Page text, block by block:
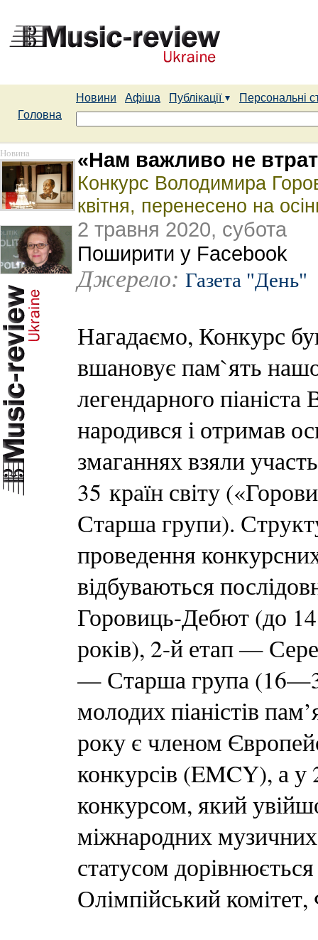
Новини Афіша Публікації
Персональні
Головна
Новина «Нам важливо не
Конкурс Володимира
квітня, перенесено на
2 травня 2020, субота
Поширити у Facebook
Джерело: Газета "День"
Нагадаємо, Конкурс
вшановує пам`ять
легендарного
народився і отримав
змаганнях взяли
35 країн світу
Старша групи).
проведення
відбуваються
Горовиць-Дебют (до
років), 2-й етап —
— Старша група
молодих піаністів
року є членом
конкурсів (EMCY), а у
конкурсом, який
міжнародних
статусом
Олімпійський